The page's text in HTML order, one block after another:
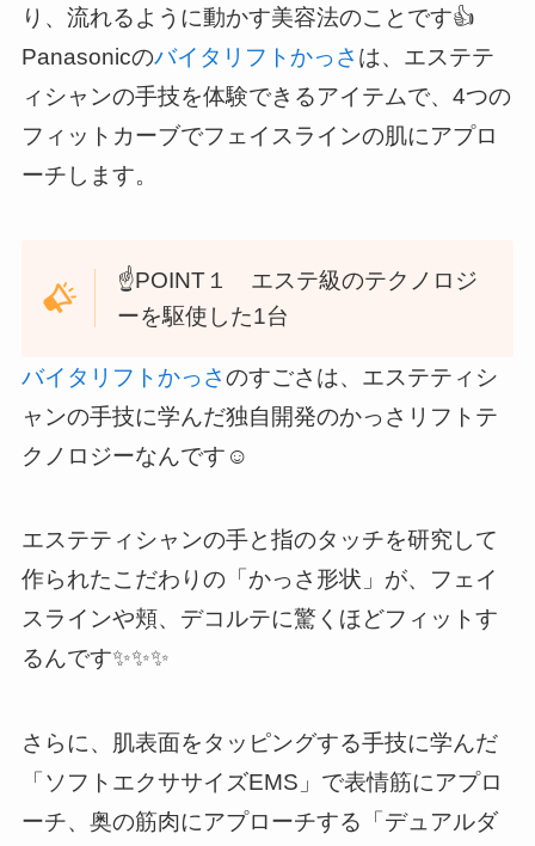
り、流れるように動かす美容法のことです👍
Panasonicのバイタリフトかっさ は、エステテ
ィシャンの手技を体験できるアイテムで、4つの
フィットカーブでフェイスラインの肌にアプロ
ーチします。
☝️POINT１ エステ級のテクノロジ
ーを駆使した1台
バイタリフトかっさのすごさは、エステティシ
ャンの手技に学んだ独自開発のかっさリフトテ
クノロジーなんです☺️
エステティシャンの手と指のタッチを研究して
作られたこだわりの「かっさ形状」が、フェイ
スラインや頬、デコルテに驚くほどフィットす
るんです✨✨✨
さらに、肌表面をタッピングする手技に学んだ
「ソフトエクササイズEMS」で表情筋にアプロ
ーチ、奥の筋肉にアプローチする「デュアルダ